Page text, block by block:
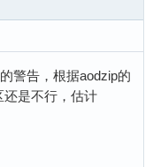
警告，根据aodzip的
是不行，估计